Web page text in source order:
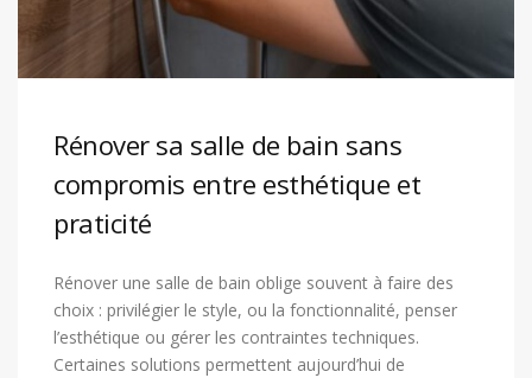
Rénover sa salle de bain sans
compromis entre esthétique et
praticité
Rénover une salle de bain oblige souvent à faire des
choix : privilégier le style, ou la fonctionnalité, penser
l’esthétique ou gérer les contraintes techniques.
Certaines solutions permettent aujourd’hui de